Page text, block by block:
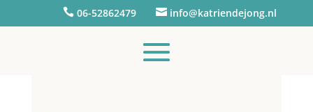
06-52862479  info@katriendejong.nl